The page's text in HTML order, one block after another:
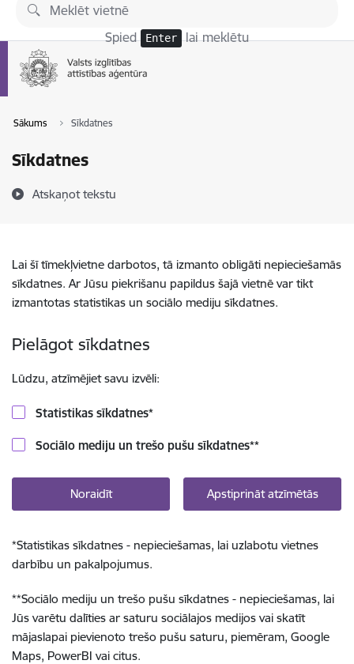
Pāriet uz lapas saturu
Spied Enter lai meklētu
Sākums Sīkdatnes
Sīkdatnes
Atskaņot tekstu
Lai šī tīmekļvietne darbotos, tā izmanto obligāti nepieciešamās
sīkdatnes. Ar Jūsu piekrišanu papildus šajā vietnē var tikt
izmantotas statistikas un sociālo mediju sīkdatnes.
Pielāgot sīkdatnes
Lūdzu, atzīmējiet savu izvēli:
Statistikas sīkdatnes*
Sociālo mediju un trešo pušu sīkdatnes**
Noraidīt Apstiprināt atzīmētās
*Statistikas sīkdatnes - nepieciešamas, lai uzlabotu vietnes
darbību un pakalpojumus.
**Sociālo mediju un trešo pušu sīkdatnes - nepieciešamas, lai
Jūs varētu dalīties ar saturu sociālajos medijos vai skatīt
mājaslapai pievienoto trešo pušu saturu, piemēram, Google
Maps, PowerBI vai citus.